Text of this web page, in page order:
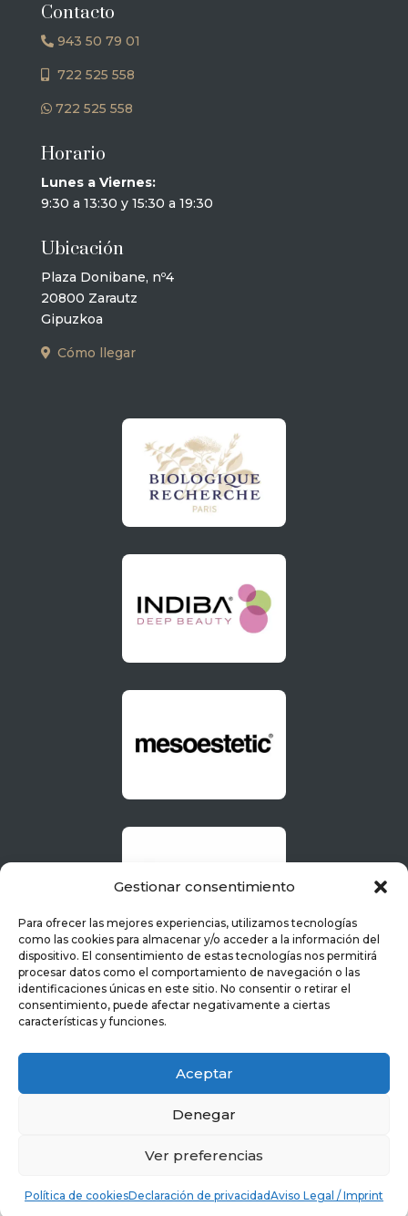
Gestionar consentimiento
Para ofrecer las mejores experiencias, utilizamos tecnologías
como las cookies para almacenar y/o acceder a la información del
dispositivo. El consentimiento de estas tecnologías nos permitirá
procesar datos como el comportamiento de navegación o las
identificaciones únicas en este sitio. No consentir o retirar el
consentimiento, puede afectar negativamente a ciertas
características y funciones.
Aceptar
Denegar
Ver preferencias
Política de cookiesDeclaración de privacidadAviso Legal / Imprint
Contacto
943 50 79 01
722 525 558
722 525 558
Horario
Lunes a Viernes:
9:30 a 13:30 y 15:30 a 19:30
Ubicación
Plaza Donibane, nº4
20800 Zarautz
Gipuzkoa
Cómo llegar